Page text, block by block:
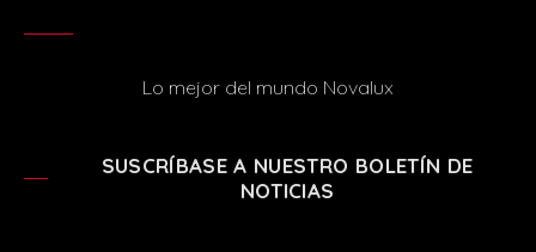
Lo mejor del mundo Novalux
SUSCRÍBASE A NUESTRO BOLETÍN DE
NOTICIAS